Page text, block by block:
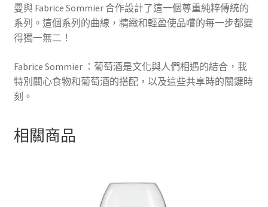
曼與 Fabrice Sommier 合作設計了這一個尊重純粹傳統的
系列。這個系列的曲線，精緻和輕盈使品嚐的每一步都變
得獨一無二！
Fabrice Sommier ：葡萄酒是文化與人們相遇的結合，我
特別關心食物和葡萄酒的搭配，以及這些共享時的關鍵時
刻。
相關商品